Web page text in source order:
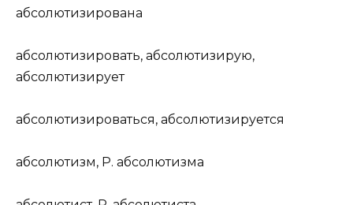
абсолютизирована
абсолютизировать, абсолютизирую,
абсолютизирует
абсолютизироваться, абсолютизируется
абсолютизм, Р. абсолютизма